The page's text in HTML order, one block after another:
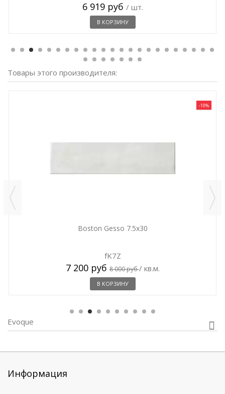
6 919 руб / шт.
В КОРЗИНУ
Товары этого производителя:
-10%
Boston Gesso 7.5x30
fK7Z
7 200 руб8 000 руб/ кв.м.
В КОРЗИНУ
Evoque
Информация